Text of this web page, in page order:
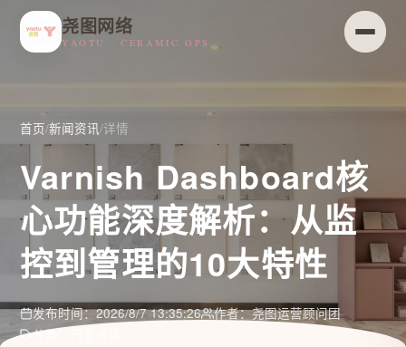
尧图网络
YAOTU · CERAMIC OPS
首页/新闻资讯/详情
Varnish Dashboard核
心功能深度解析：从监
控到管理的10大特性
发布时间：2026/8/7 13:35:26
作者：尧图运营顾问团
分类：行业资讯